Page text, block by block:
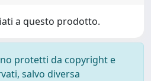
a questo prodotto.
protetti da copyright e
salvo diversa